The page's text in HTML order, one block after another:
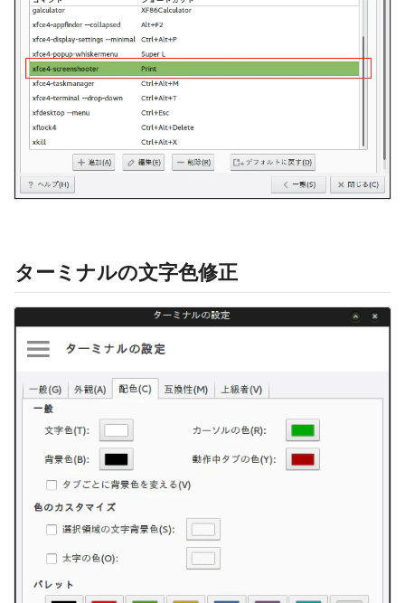
ターミナルの文字色修正